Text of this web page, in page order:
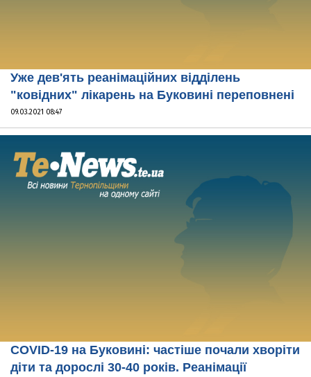
Уже дев'ять реанімаційних відділень
"ковідних" лікарень на Буковині переповнені
09.03.2021 08:47
COVID-19 на Буковині: частіше почали хворіти
діти та дорослі 30-40 років. Реанімації